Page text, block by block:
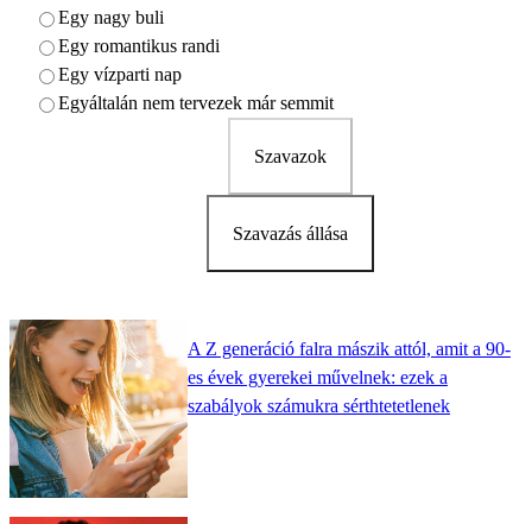
Egy nagy buli
Egy romantikus randi
Egy vízparti nap
Egyáltalán nem tervezek már semmit
Szavazok
Szavazás állása
A Z generáció falra mászik attól, amit a 90-
es évek gyerekei művelnek: ezek a
szabályok számukra sérthtetetlenek